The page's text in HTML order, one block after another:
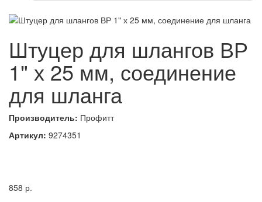
Штуцер для шлангов ВР
1" х 25 мм, соединение
для шланга
Производитель: Профитт
Артикул: 9274351
858 р.